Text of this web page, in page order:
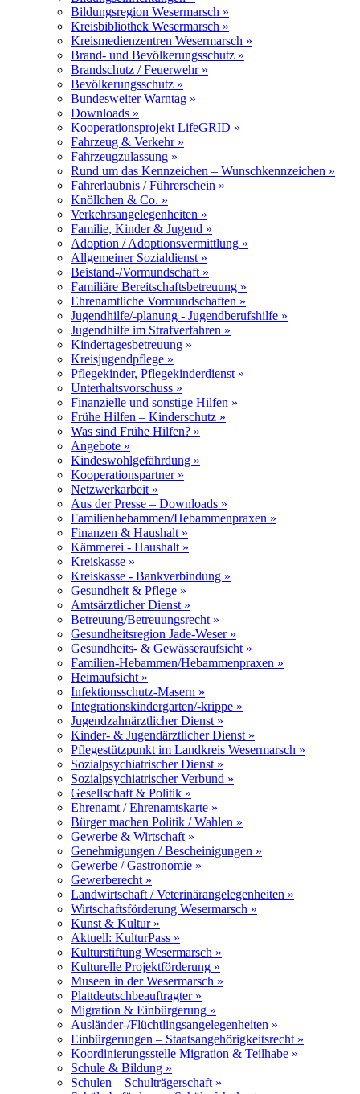
Bildungsregion Wesermarsch »
Kreisbibliothek Wesermarsch »
Kreismedienzentren Wesermarsch »
Brand- und Bevölkerungsschutz »
Brandschutz / Feuerwehr »
Bevölkerungsschutz »
Bundesweiter Warntag »
Downloads »
Kooperationsprojekt LifeGRID »
Fahrzeug & Verkehr »
Fahrzeugzulassung »
Rund um das Kennzeichen – Wunschkennzeichen »
Fahrerlaubnis / Führerschein »
Knöllchen & Co. »
Verkehrsangelegenheiten »
Familie, Kinder & Jugend »
Adoption / Adoptionsvermittlung »
Allgemeiner Sozialdienst »
Beistand-/Vormundschaft »
Familiäre Bereitschaftsbetreuung »
Ehrenamtliche Vormundschaften »
Jugendhilfe/-planung - Jugendberufshilfe »
Jugendhilfe im Strafverfahren »
Kindertagesbetreuung »
Kreisjugendpflege »
Pflegekinder, Pflegekinderdienst »
Unterhaltsvorschuss »
Finanzielle und sonstige Hilfen »
Frühe Hilfen – Kinderschutz »
Was sind Frühe Hilfen? »
Angebote »
Kindeswohlgefährdung »
Kooperationspartner »
Netzwerkarbeit »
Aus der Presse – Downloads »
Familienhebammen/Hebammenpraxen »
Finanzen & Haushalt »
Kämmerei - Haushalt »
Kreiskasse »
Kreiskasse - Bankverbindung »
Gesundheit & Pflege »
Amtsärztlicher Dienst »
Betreuung/Betreuungsrecht »
Gesundheitsregion Jade-Weser »
Gesundheits- & Gewässeraufsicht »
Familien-Hebammen/Hebammenpraxen »
Heimaufsicht »
Infektionsschutz-Masern »
Integrationskindergarten/-krippe »
Jugendzahnärztlicher Dienst »
Kinder- & Jugendärztlicher Dienst »
Pflegestützpunkt im Landkreis Wesermarsch »
Sozialpsychiatrischer Dienst »
Sozialpsychiatrischer Verbund »
Gesellschaft & Politik »
Ehrenamt / Ehrenamtskarte »
Bürger machen Politik / Wahlen »
Gewerbe & Wirtschaft »
Genehmigungen / Bescheinigungen »
Gewerbe / Gastronomie »
Gewerberecht »
Landwirtschaft / Veterinärangelegenheiten »
Wirtschaftsförderung Wesermarsch »
Kunst & Kultur »
Aktuell: KulturPass »
Kulturstiftung Wesermarsch »
Kulturelle Projektförderung »
Museen in der Wesermarsch »
Plattdeutschbeauftragter »
Migration & Einbürgerung »
Ausländer-/Flüchtlingsangelegenheiten »
Einbürgerungen – Staatsangehörigkeitsrecht »
Koordinierungsstelle Migration & Teilhabe »
Schule & Bildung »
Schulen – Schulträgerschaft »